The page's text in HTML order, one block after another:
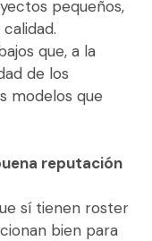
pequeños,
que, a la
de los
modelos que
reputación
sí tienen roster
bien para